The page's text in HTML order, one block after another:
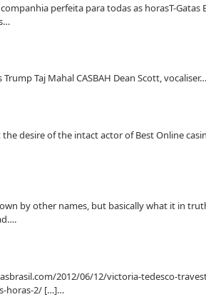
perfeita para todas as horasT-Gatas
Taj Mahal CASBAH Dean Scott,
desire of the intact actor of Best Online
by other names, but basically what it in
2012/06/12/victoria-tedesco-
horas-2/ […]…